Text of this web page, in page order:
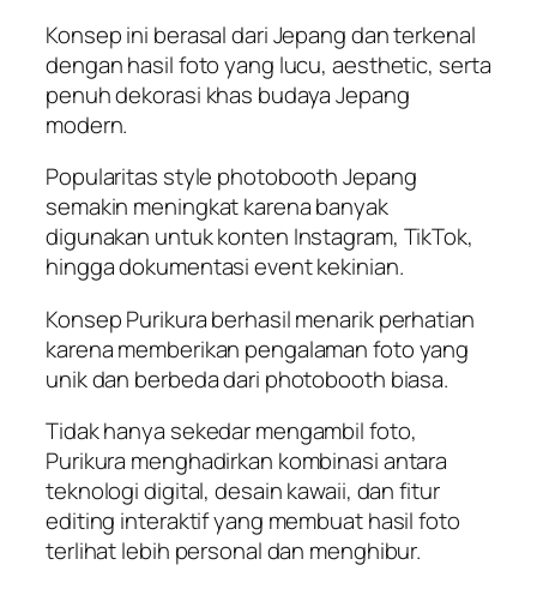
Konsep ini berasal dari Jepang dan terkenal
dengan hasil foto yang lucu, aesthetic, serta
penuh dekorasi khas budaya Jepang
modern.
Popularitas style photobooth Jepang
semakin meningkat karena banyak
digunakan untuk konten Instagram, TikTok,
hingga dokumentasi event kekinian.
Konsep Purikura berhasil menarik perhatian
karena memberikan pengalaman foto yang
unik dan berbeda dari photobooth biasa.
Tidak hanya sekedar mengambil foto,
Purikura menghadirkan kombinasi antara
teknologi digital, desain kawaii, dan fitur
editing interaktif yang membuat hasil foto
terlihat lebih personal dan menghibur.